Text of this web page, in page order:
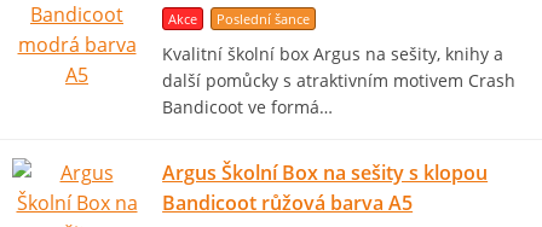
Akce Poslední šance
Kvalitní školní box Argus na sešity, knihy a
další pomůcky s atraktivním motivem Crash
Bandicoot ve formá…
Argus Školní Box na sešity s klopou
Bandicoot růžová barva A5